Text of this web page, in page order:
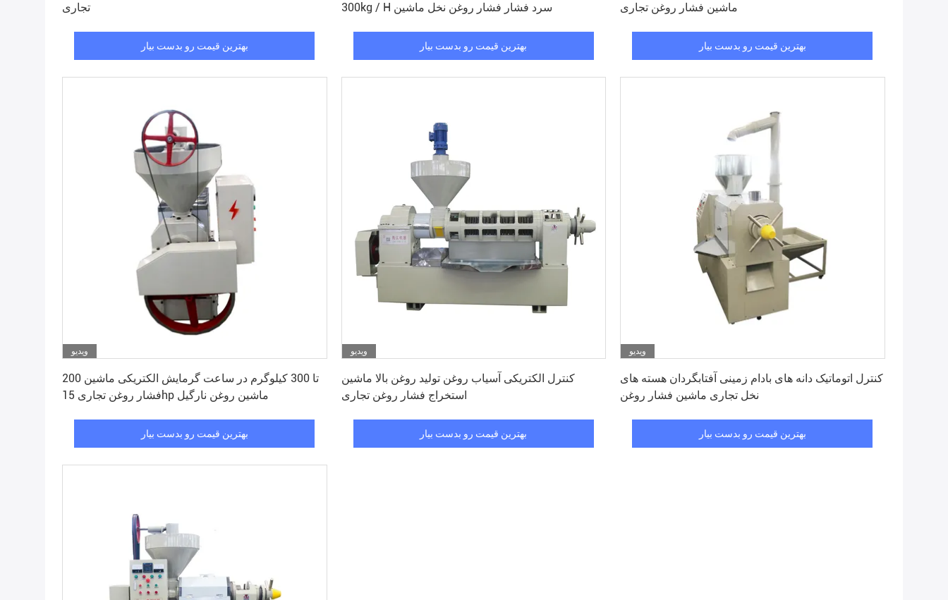
تجاری
بهترین قیمت رو بدست بیار
300kg / H سرد فشار فشار روغن نخل ماشین
بهترین قیمت رو بدست بیار
ماشین فشار روغن تجاری
بهترین قیمت رو بدست بیار
ویدیو
200 تا 300 کیلوگرم در ساعت گرمایش الکتریکی ماشین
فشار روغن تجاری 15hp ماشین روغن نارگیل
بهترین قیمت رو بدست بیار
ویدیو
کنترل الکتریکی آسیاب روغن تولید روغن بالا ماشین
استخراج فشار روغن تجاری
بهترین قیمت رو بدست بیار
ویدیو
کنترل اتوماتیک دانه های بادام زمینی آفتابگردان هسته های
نخل تجاری ماشین فشار روغن
بهترین قیمت رو بدست بیار